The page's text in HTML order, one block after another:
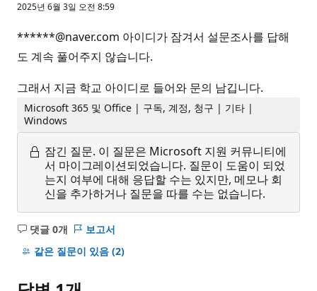
2025년 6월 3일 오전 8:59
******@naver.com 아이디가 잠겨서 설문조사를 답해
도 계속 풀어주지 않습니다.
그래서 지금 학교 아이디로 들어와 문의 남깁니다.
Microsoft 365 및 Office | 구독, 계정, 청구 | 기타 |
Windows
잠긴 질문. 이 질문은 Microsoft 지원 커뮤니티에
서 마이그레이션되었습니다. 질문이 도움이 되었
는지 여부에 대해 응답할 수는 있지만, 메모나 회
신을 추가하거나 질문을 따를 수는 없습니다.
댓글 0개
설
명
음
보고서
같은 질문이 있음 (2)